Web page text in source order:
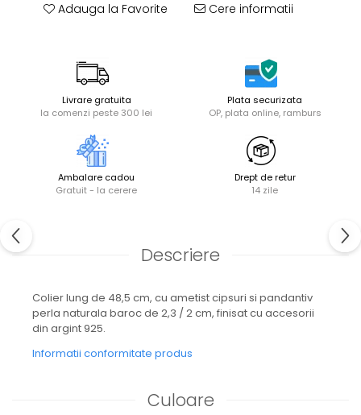
Adauga la Favorite Cere informatii
Livrare gratuita
la comenzi peste 300 lei
Plata securizata
OP, plata online, ramburs
Ambalare cadou
Gratuit - la cerere
Drept de retur
14 zile
Descriere
Colier lung de 48,5 cm, cu ametist cipsuri si pandantiv
perla naturala baroc de 2,3 / 2 cm, finisat cu accesorii
din argint 925.
Informatii conformitate produs
Culoare